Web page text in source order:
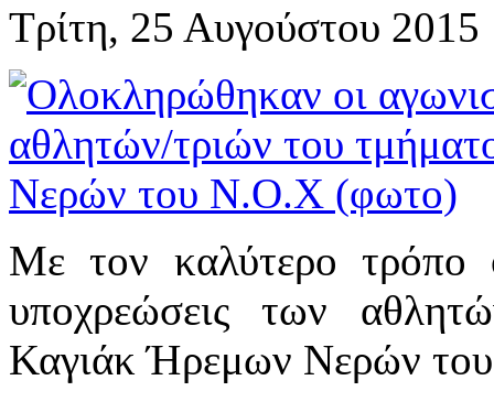
Τρίτη, 25 Αυγούστου
Με τον καλύτερο τρόπο
υποχρεώσεις των
Καγιάκ Ήρεμων Νερών του